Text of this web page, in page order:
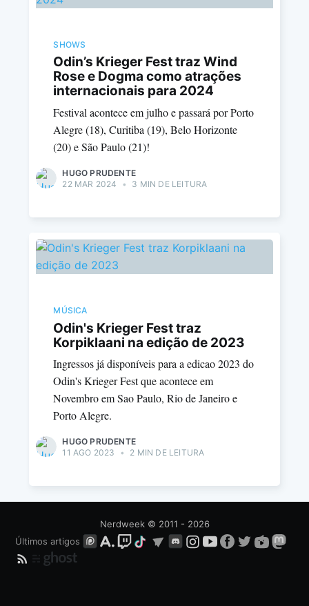
SHOWS
Odin’s Krieger Fest traz Wind
Rose e Dogma como atrações
internacionais para 2024
Festival acontece em julho e passará por Porto
Alegre (18), Curitiba (19), Belo Horizonte
(20) e São Paulo (21)!
HUGO PRUDENTE
22 MAR 2024
• 3 MIN DE LEITURA
MÚSICA
Odin's Krieger Fest traz
Korpiklaani na edição de 2023
Ingressos já disponíveis para a edicao 2023 do
Odin's Krieger Fest que acontece em
Novembro em Sao Paulo, Rio de Janeiro e
Porto Alegre.
HUGO PRUDENTE
11 AGO 2023
• 2 MIN DE LEITURA
Nerdweek© 2011 - 2026
Últimos artigos